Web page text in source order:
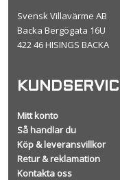
Svensk Villavärme AB
Backa Bergögata 16U
422 46 HISINGS BACKA
Mitt konto
Så handlar du
Köp & leveransvillkor
Retur & reklamation
Kontakta oss